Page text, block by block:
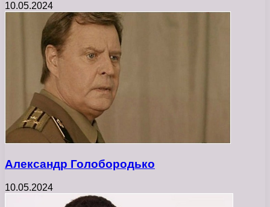
10.05.2024
Александр Голобородько
10.05.2024